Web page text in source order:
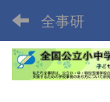
全事研